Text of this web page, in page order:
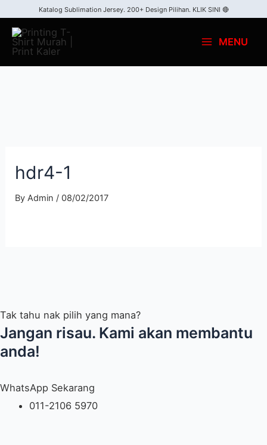
content
Katalog Sublimation Jersey. 200+ Design Pilihan. KLIK SINI 🔴
MENU
hdr4-1
ByAdmin / 08/02/2017
Tak tahu nak pilih yang mana?
Jangan risau. Kami akan membantu
anda!
WhatsApp Sekarang
011-2106 5970